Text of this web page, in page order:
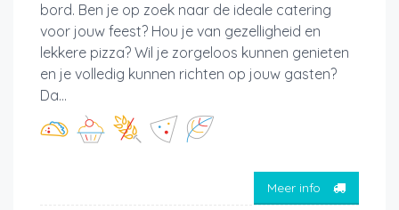
bord. Ben je op zoek naar de ideale catering
voor jouw feest? Hou je van gezelligheid en
lekkere pizza? Wil je zorgeloos kunnen genieten
en je volledig kunnen richten op jouw gasten?
Da...
Meer info